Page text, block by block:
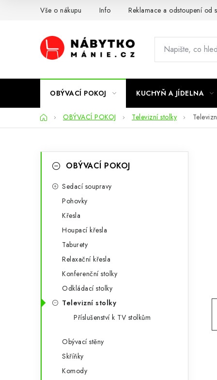
Vše o nákupu Info Reklamace a odstoupení od
OBÝVACÍ POKOJ KUCHYŇ A JÍDELNA
DomůOBÝVACÍ POKOJ Televizní stolky
í
kategorieOBÝVACÍ POKOJ
Sedací soupravy
Pohovky
Křesla
Houpací křesla
Taburety
Relaxační křesla
Konferenční stolky
Odkládací stolky
Televizní stolky
Příslušenství k TV stolkům
Obývací stěny
Skříňky
Komody